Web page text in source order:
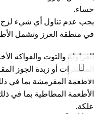
حساء.
يجب عدم تناول أي شيء لزج
في منطقة الغرز وتشمل
الفراولة والتوت والفواكه
المكسرات أو زبدة الجوز
الأطعمة المقرمشة بما في
الأطعمة المطاطية بما في
علكة.